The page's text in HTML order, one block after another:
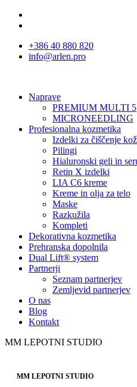
+386 40 880 820
info@arlen.pro
Naprave
PREMIUM MULTI 5
MICRONEEDLING
Profesionalna kozmetika
Izdelki za čiščenje
Pilingi
Hialuronski geli in
Retin X izdelki
LIA C6 kreme
Kreme in olja za telo
Maske
Razkužila
Kompleti
Dekorativna kozmetika
Prehranska dopolnila
Dual Lift® system
Partnerji
Seznam partnerjev
Zemljevid partnerjev
O nas
Blog
Kontakt
MM LEPOTNI STUDIO
MM LEPOTNI STUDIO